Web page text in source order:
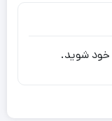
خود شوید.